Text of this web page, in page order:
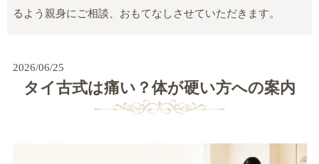
るよう親身にご相談、おもてなしさせていただきます。
2026/06/25
タイ古式は痛い？体が硬い方への案内